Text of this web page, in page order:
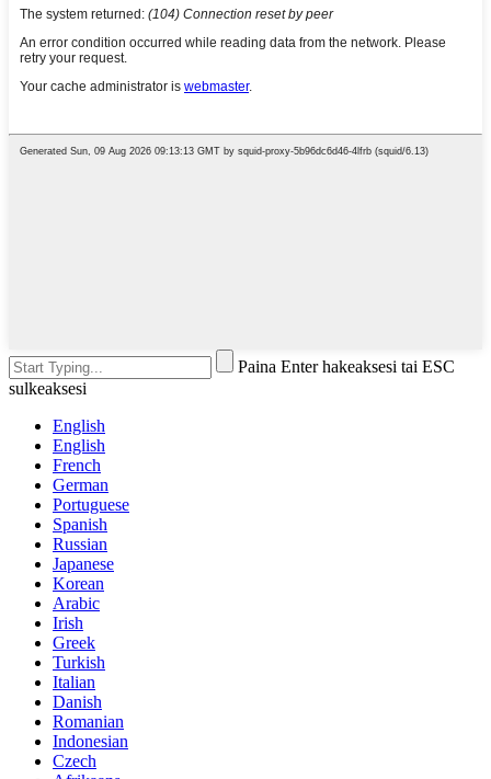
Paina Enter hakeaksesi tai ESC
sulkeaksesi
English
English
French
German
Portuguese
Spanish
Russian
Japanese
Korean
Arabic
Irish
Greek
Turkish
Italian
Danish
Romanian
Indonesian
Czech